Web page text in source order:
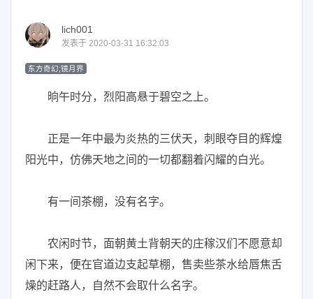
lich001
发表于 2020-03-31 16:32:03
东方奇幻;镜月界
晌午时分，烈阳高悬于碧空之上。
正是一年中最为炎热的三伏天，刺眼夺目的辉煌
阳光中，仿佛天地之间的一切都翻着闪耀的白光。
有一间茶棚，没有名字。
农闲时节，面朝黄土背朝天的庄稼汉们不愿意却
闲下来，便在官道边支起草棚，售卖些茶水给唇焦舌
燥的赶路人，自然不会取什么名字。